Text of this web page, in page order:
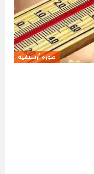
صورة أرشيفية